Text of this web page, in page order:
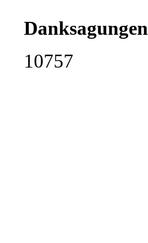
Danksagungen
10757